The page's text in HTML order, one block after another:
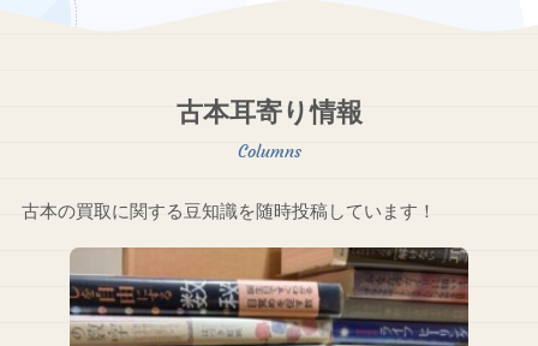
古本耳寄り情報
古本の買取に関する豆知識を随時投稿しています！